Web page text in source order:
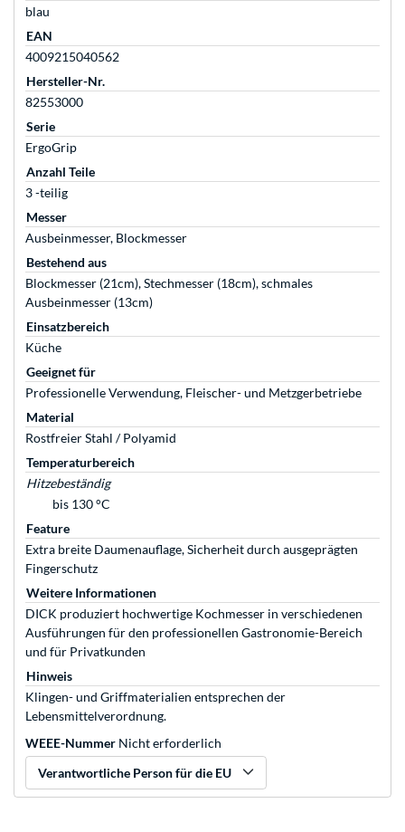
blau
EAN
4009215040562
Hersteller-Nr.
82553000
Serie
ErgoGrip
Anzahl Teile
3 -teilig
Messer
Ausbeinmesser, Blockmesser
Bestehend aus
Blockmesser (21cm), Stechmesser (18cm), schmales
Ausbeinmesser (13cm)
Einsatzbereich
Küche
Geeignet für
Professionelle Verwendung, Fleischer- und Metzgerbetriebe
Material
Rostfreier Stahl / Polyamid
Temperaturbereich
Hitzebeständig
bis 130 °C
Feature
Extra breite Daumenauflage, Sicherheit durch ausgeprägten
Fingerschutz
Weitere Informationen
DICK produziert hochwertige Kochmesser in verschiedenen
Ausführungen für den professionellen Gastronomie-Bereich
und für Privatkunden
Hinweis
Klingen- und Griffmaterialien entsprechen der
Lebensmittelverordnung.
WEEE-Nummer Nicht erforderlich
Verantwortliche Person für die EU